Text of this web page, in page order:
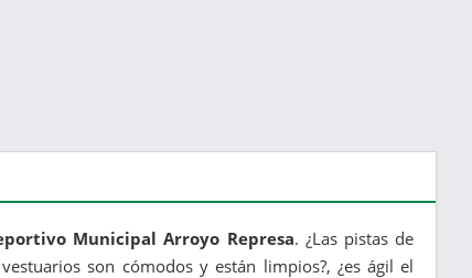
Municipal Arroyo Represa. ¿Las pistas de
son cómodos y están limpios?, ¿es ágil el